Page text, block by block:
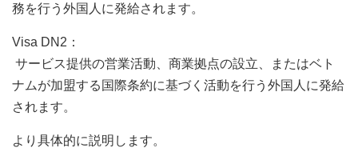
務を行う外国人に発給されます。
Visa DN2：
サービス提供の営業活動、商業拠点の設立、またはベト
ナムが加盟する国際条約に基づく活動を行う外国人に発給
されます。
より具体的に説明します。